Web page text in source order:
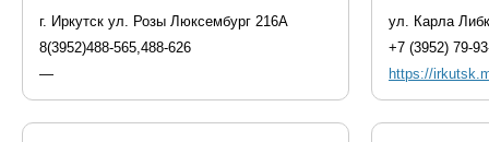
г. Иркутск ул. Розы Люксембург 216А
8(3952)488-565,488-626
—
ул. Карла
+7 (3952) 79-
https://